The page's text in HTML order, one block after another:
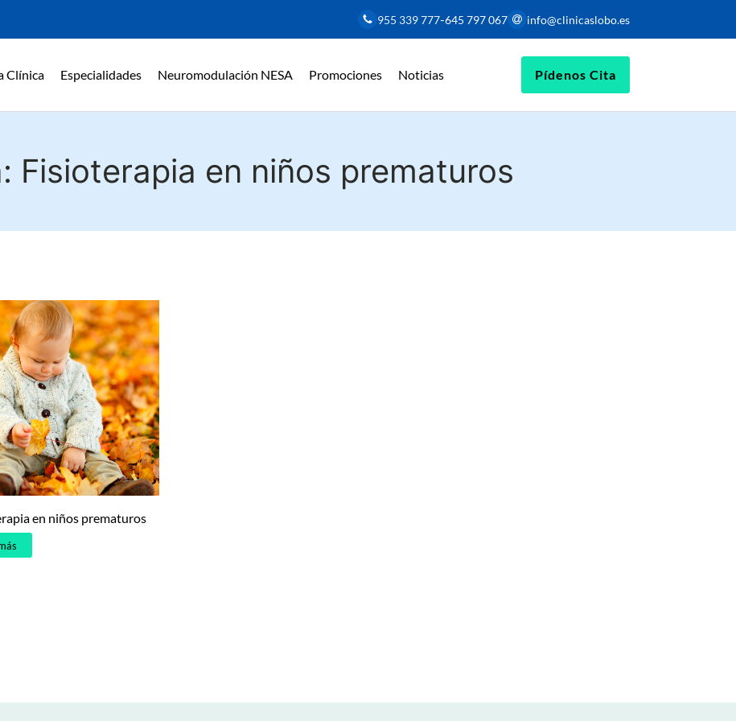
955 339 777-645 797 067 info@clinicaslobo.es
Clínica Especialidades Neuromodulación NESA Promociones Noticias Pídenos Cita
Fisioterapia en niños prematuros
en niños prematuros